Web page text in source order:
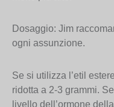
Dosaggio: Jim
ogni assunzione.
Se si utilizza l’etil
ridotta a 2-3 grammi.
livello dell’ormone